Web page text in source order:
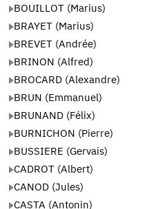
BOUILLOT (Marius)
BRAYET (Marius)
BREVET (Andrée)
BRINON (Alfred)
BROCARD (Alexandre)
BRUN (Emmanuel)
BRUNAND (Félix)
BURNICHON (Pierre)
BUSSIERE (Gervais)
CADROT (Albert)
CANOD (Jules)
CASTA (Antonin)